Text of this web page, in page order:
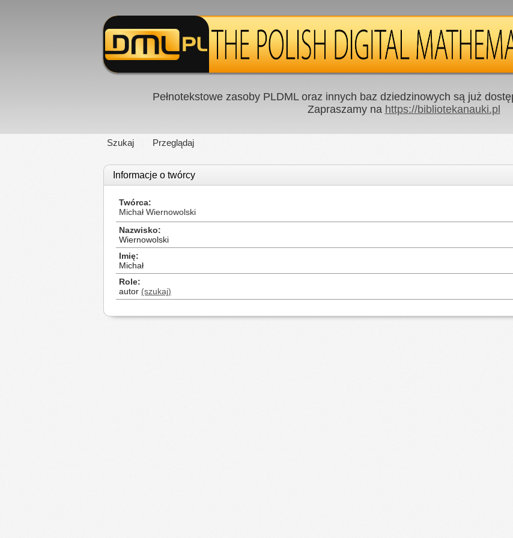
Pełnotekstowe zasoby PLDML oraz innych baz dziedzinowych są już
Zapraszamy na https://bibliotekanauki.pl
Szukaj Przeglądaj
Informacje o twórcy
Twórca
Michał Wiernowolski
Nazwisko
Wiernowolski
Imię
Michał
Role
autor (szukaj)